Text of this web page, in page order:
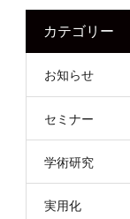
カテゴリー
お知らせ
セミナー
学術研究
実用化